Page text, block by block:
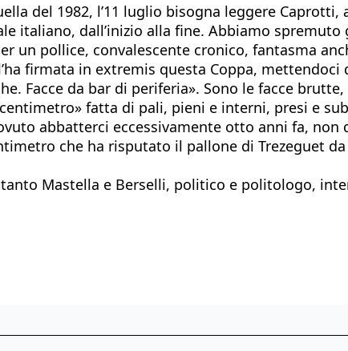
del 1982, l’11 luglio bisogna leggere Caprotti,
italiano, dall’inizio alla fine. Abbiamo
un pollice, convalescente cronico, fantasma
firmata in extremis questa Coppa, mettendoci
Facce da bar di periferia». Sono le facce
fatta di pali, pieni e interni, presi e
abbatterci eccessivamente otto anni fa,
che ha risputato il pallone di Trezeguet
Mastella e Berselli, politico e politologo,